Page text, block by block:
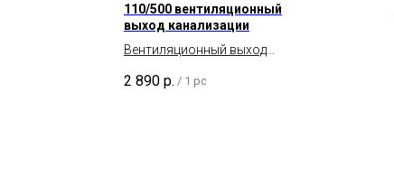
110/500 вентиляционный
выход канализации
Вентиляционный выход
изолированный высотой 500
2 890 р. / 1 pc